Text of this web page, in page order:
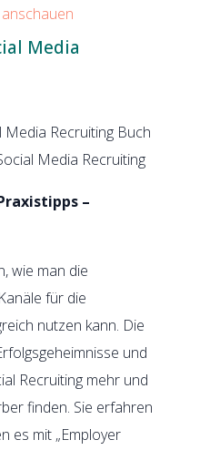
Media
Media Recruiting
–
wie man die
für die
nutzen kann. Die
und
Recruiting mehr und
finden. Sie erfahren
es mit „Employer